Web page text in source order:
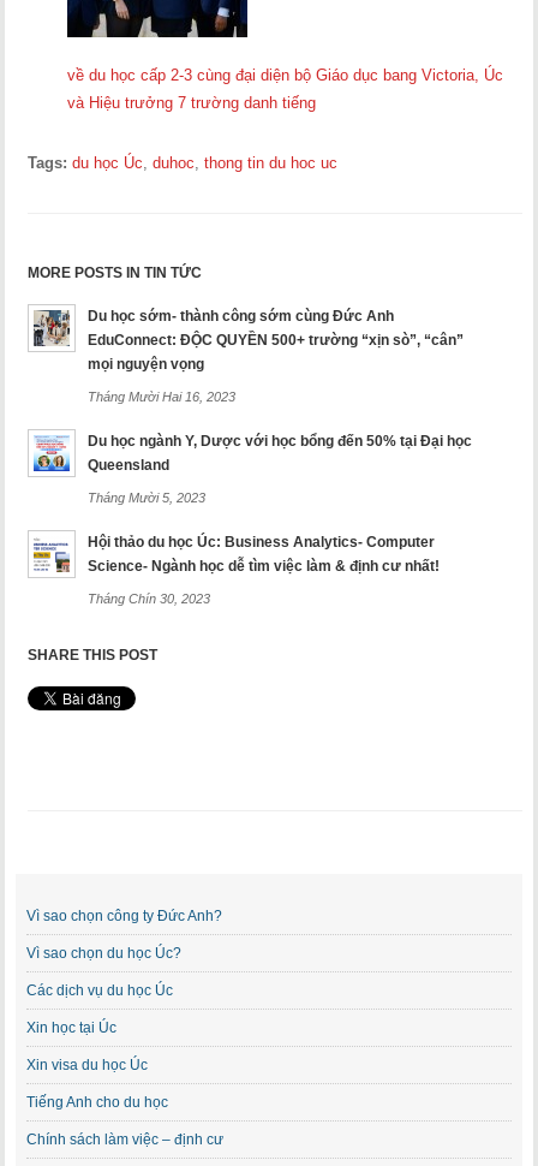
về du học cấp 2-3 cùng đại diện bộ Giáo dục bang Victoria, Úc
và Hiệu trưởng 7 trường danh tiếng
Tags: du học Úc ,duhoc ,thong tin du hoc uc
MORE POSTS IN TIN TỨC
Du học sớm- thành công sớm cùng Đức Anh
EduConnect: ĐỘC QUYỀN 500+ trường “xịn sò”, “cân”
mọi nguyện vọng
Tháng Mười Hai 16, 2023
Du học ngành Y, Dược với học bổng đến 50% tại Đại học
Queensland
Tháng Mười 5, 2023
Hội thảo du học Úc: Business Analytics- Computer
Science- Ngành học dễ tìm việc làm & định cư nhất!
Tháng Chín 30, 2023
SHARE THIS POST
Vì sao chọn công ty Đức Anh?
Vì sao chọn du học Úc?
Các dịch vụ du học Úc
Xin học tại Úc
Xin visa du học Úc
Tiếng Anh cho du học
Chính sách làm việc – định cư